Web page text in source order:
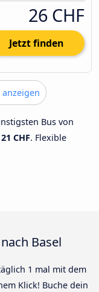
26 CHF
Jetzt finden
Bus von
21 CHF. Flexible
Basel
1 mal mit dem
Klick! Buche dein